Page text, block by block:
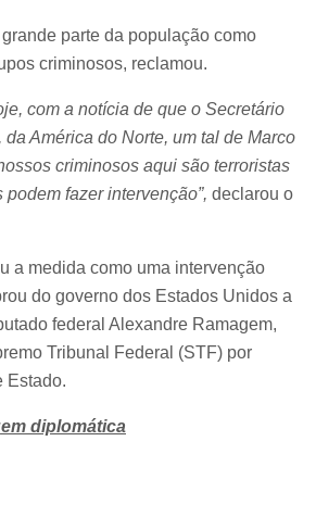
parte da população como
criminosos, reclamou.
com a notícia de que o Secretário
América do Norte, um tal de Marco
criminosos aqui são terroristas
fazer intervenção”, declarou o
a medida como uma intervenção
do governo dos Estados Unidos a
federal Alexandre Ramagem,
Tribunal Federal (STF) por
Estado.
diplomática